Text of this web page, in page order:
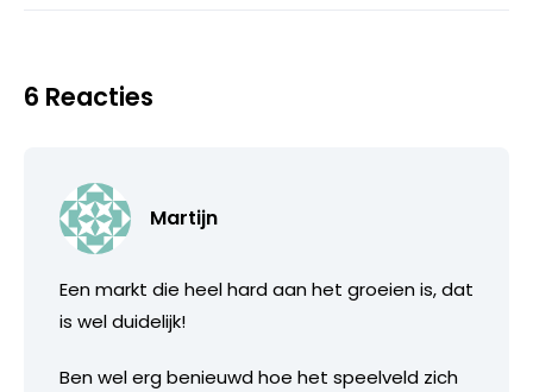
6 Reacties
Martijn
Een markt die heel hard aan het groeien is, dat
is wel duidelijk!
Ben wel erg benieuwd hoe het speelveld zich